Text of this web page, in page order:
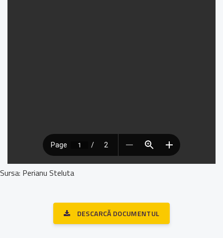
Sursa: Perianu Steluta
DESCARCĂ DOCUMENTUL